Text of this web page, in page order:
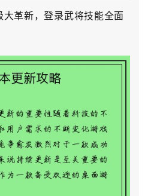
革新，登录武将技能全面